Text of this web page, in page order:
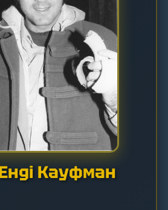
Кауфман